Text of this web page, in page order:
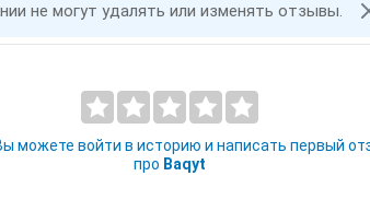
не могут удалять или изменять отзывы.
можете войти в историю и написать первый
про Baqyt